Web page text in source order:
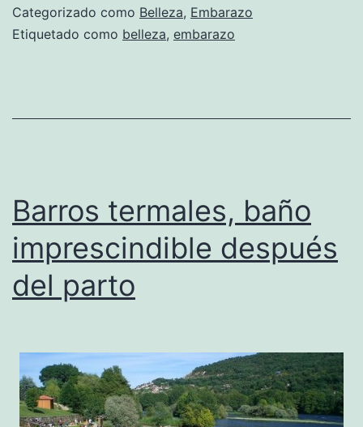
Categorizado como Belleza, Embarazo
Etiquetado como belleza, embarazo
Barros termales, baño
imprescindible después
del parto